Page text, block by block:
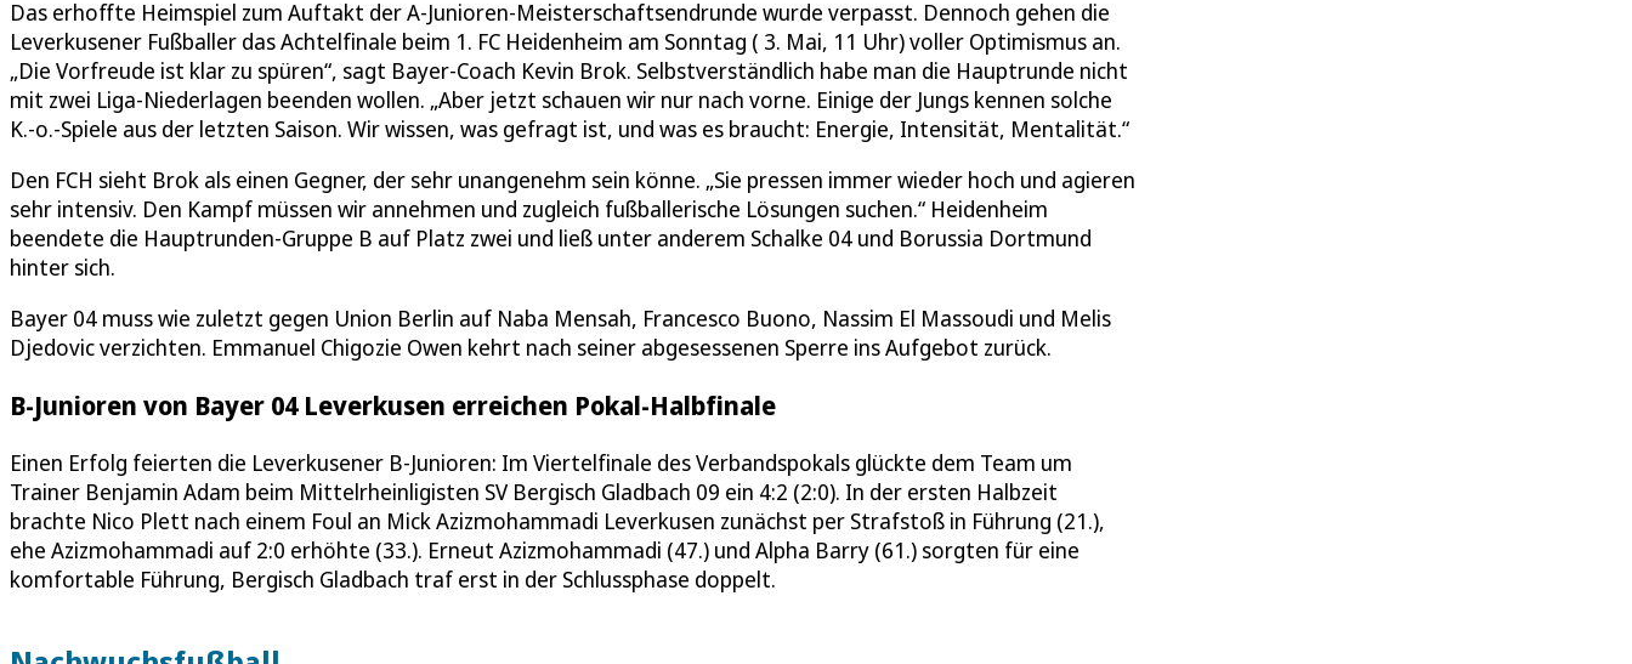
Das erhoffte Heimspiel zum Auftakt der A-Junioren-Meisterschaftsendrunde wurde verpasst. Dennoch gehen die
Leverkusener Fußballer das Achtelfinale beim 1. FC Heidenheim am Sonntag ( 3. Mai, 11 Uhr) voller Optimismus an.
„Die Vorfreude ist klar zu spüren“, sagt Bayer-Coach Kevin Brok. Selbstverständlich habe man die Hauptrunde nicht
mit zwei Liga-Niederlagen beenden wollen. „Aber jetzt schauen wir nur nach vorne. Einige der Jungs kennen solche
K.-o.-Spiele aus der letzten Saison. Wir wissen, was gefragt ist, und was es braucht: Energie, Intensität, Mentalität.“
Den FCH sieht Brok als einen Gegner, der sehr unangenehm sein könne. „Sie pressen immer wieder hoch und agieren
sehr intensiv. Den Kampf müssen wir annehmen und zugleich fußballerische Lösungen suchen.“ Heidenheim
beendete die Hauptrunden-Gruppe B auf Platz zwei und ließ unter anderem Schalke 04 und Borussia Dortmund
hinter sich.
Bayer 04 muss wie zuletzt gegen Union Berlin auf Naba Mensah, Francesco Buono, Nassim El Massoudi und Melis
Djedovic verzichten. Emmanuel Chigozie Owen kehrt nach seiner abgesessenen Sperre ins Aufgebot zurück.
B-Junioren von Bayer 04 Leverkusen erreichen Pokal-Halbfinale
Einen Erfolg feierten die Leverkusener B-Junioren: Im Viertelfinale des Verbandspokals glückte dem Team um
Trainer Benjamin Adam beim Mittelrheinligisten SV Bergisch Gladbach 09 ein 4:2 (2:0). In der ersten Halbzeit
brachte Nico Plett nach einem Foul an Mick Azizmohammadi Leverkusen zunächst per Strafstoß in Führung (21.),
ehe Azizmohammadi auf 2:0 erhöhte (33.). Erneut Azizmohammadi (47.) und Alpha Barry (61.) sorgten für eine
komfortable Führung, Bergisch Gladbach traf erst in der Schlussphase doppelt.